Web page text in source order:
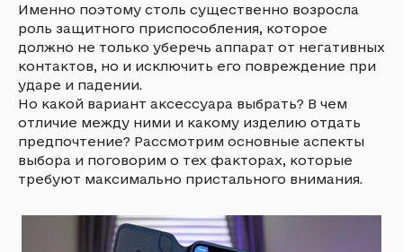
Именно поэтому столь существенно возросла
роль защитного приспособления, которое
должно не только уберечь аппарат от негативных
контактов, но и исключить его повреждение при
ударе и падении.
Но какой вариант аксессуара выбрать? В чем
отличие между ними и какому изделию отдать
предпочтение? Рассмотрим основные аспекты
выбора и поговорим о тех факторах, которые
требуют максимально пристального внимания.